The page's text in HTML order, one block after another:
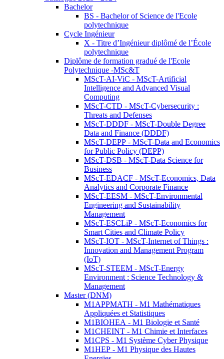
Bachelor
BS - Bachelor of Science de l'Ecole
polytechnique
Cycle Ingénieur
X - Titre d’Ingénieur diplômé de l’École
polytechnique
Diplôme de formation gradué de l'Ecole
Polytechnique -MSc&T
MScT-AI-ViC - MScT-Artificial
Intelligence and Advanced Visual
Computing
MScT-CTD - MScT-Cybersecurity :
Threats and Defenses
MScT-DDDF - MScT-Double Degree
Data and Finance (DDDF)
MScT-DEPP - MScT-Data and Economics
for Public Policy (DEPP)
MScT-DSB - MScT-Data Science for
Business
MScT-EDACF - MScT-Economics, Data
Analytics and Corporate Finance
MScT-EESM - MScT-Environmental
Engineering and Sustainability
Management
MScT-ESCLiP - MScT-Economics for
Smart Cities and Climate Policy
MScT-IOT - MScT-Internet of Things :
Innovation and Management Program
(IoT)
MScT-STEEM - MScT-Energy
Environment : Science Technology &
Management
Master (DNM)
M1APPMATH - M1 Mathématiques
Appliquées et Statistiques
M1BIOHEA - M1 Biologie et Santé
M1CHEINT - M1 Chimie et Interfaces
M1CPS - M1 Système Cyber Physique
M1HEP - M1 Physique des Hautes